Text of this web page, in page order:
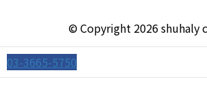
© Copyright 2026 shuhaly
03-3665-5750